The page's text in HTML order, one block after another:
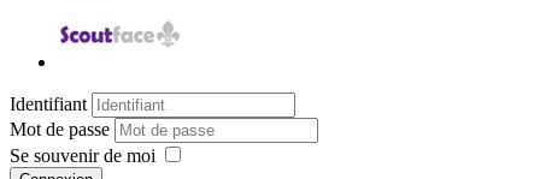
Identifiant
Mot de passe
Se souvenir de moi